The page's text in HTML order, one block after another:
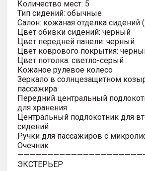
Количество мест: 5
Тип сидений: обычные
Салон: кожаная отделка сидений
Цвет обивки сидений: черный
Цвет передней панели: черный
Цвет коврового покрытия:
Цвет потолка: светло-серый
Кожаное рулевое колесо
Зеркало в солнцезащитном
пассажира
Передний центральный
для хранения
Центральный подлокотник для
сидений
Ручки для пассажиров с
Очечник
ЭКСТЕРЬЕР